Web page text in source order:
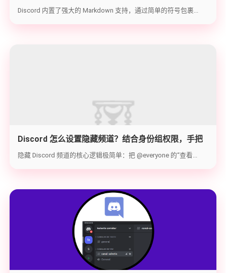
代码块与隐藏文字教学
Discord 内置了强大的 Markdown 支持，通过简单的符号包裹...
Discord 怎么设置隐藏频道？结合身份组权限，手把
手教你打造 100% 私密的专属频道
隐藏 Discord 频道的核心逻辑极简单：把 @everyone 的“查看...